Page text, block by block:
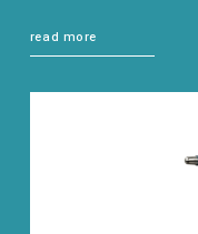
read more